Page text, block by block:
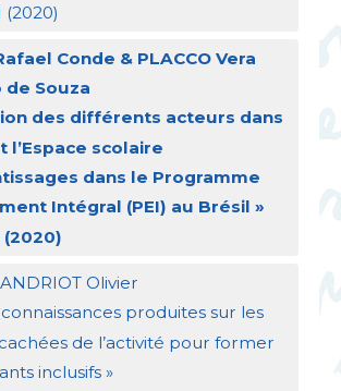
(2020)
Conde & PLACCOVera
de Souza
des différents acteurs dans
l’Espace scolaire
dans le Programme
Intégral (PEI) au Brésil »
ANDRIOTOlivier
produites sur les
de l’activité pour former
inclusifs »